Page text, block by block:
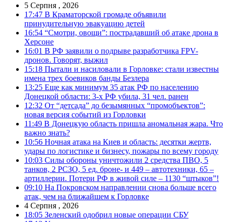
5 Серпня , 2026
17:47 В Краматорской громаде объявили
принудительную эвакуацию детей
16:54 “Смотри, овощи”: пострадавший об атаке дрона в
Херсоне
16:01 В РФ заявили о подрыве разработчика FPV-
дронов. Говорят, выжил
15:18 Пытали и насиловали в Горловке: стали известны
имена трех боевиков банды Безлера
13:25 Еще как минимум 35 атак РФ по населению
Донецкой области: 3-х РФ убила, 31 чел. ранен
12:32 От “детсада” до безымянных “промобъектов”:
новая версия событий из Горловки
11:49 В Донецкую область пришла аномальная жара. Что
важно знать?
10:56 Ночная атака на Киев и область: десятки жертв,
удары по логистике и бизнесу, пожары по всему городу
10:03 Силы обороны уничтожили 2 средства ПВО, 5
танков, 2 РСЗО, 5 ед. броне- и 449 – автотехники, 65 –
артиллерии. Потери РФ в живой силе – 1130 “штыков”!
09:10 На Покровском направлении снова больше всего
атак, чем на ближайшем к Горловке
4 Серпня , 2026
18:05 Зеленский одобрил новые операции СБУ